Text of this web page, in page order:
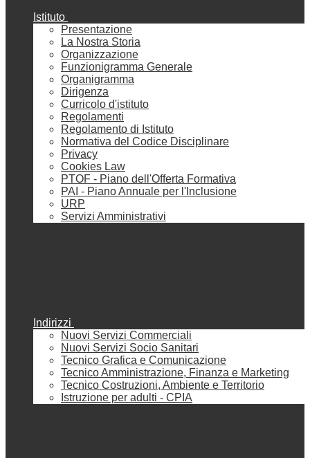
Istituto
Presentazione
La Nostra Storia
Organizzazione
Funzionigramma Generale
Organigramma
Dirigenza
Curricolo d'istituto
Regolamenti
Regolamento di Istituto
Normativa del Codice Disciplinare
Privacy
Cookies Law
PTOF - Piano dell'Offerta Formativa
PAI - Piano Annuale per l'Inclusione
URP
Servizi Amministrativi
Indirizzi
Nuovi Servizi Commerciali
Nuovi Servizi Socio Sanitari
Tecnico Grafica e Comunicazione
Tecnico Amministrazione, Finanza e Marketing
Tecnico Costruzioni, Ambiente e Territorio
Istruzione per adulti - CPIA